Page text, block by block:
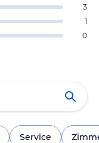
3
1
0
Service